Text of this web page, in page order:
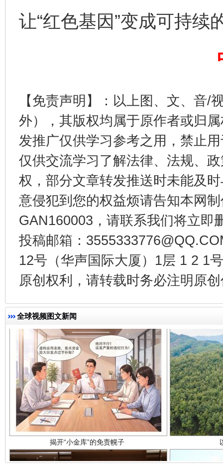
让“红色基因”变成可持续
【免责声明】：以上图、文、音/
外），其版权均属于原作者或归
发推广仅供学习参考之用，禁止
仅供交流学习了解法律、法规、
权，部分文章转发推送时未能及
意侵犯到您的权益烦请告知本网
GAN160003，请联系我们将立即
投稿邮箱：
12号（华声国际大厦）1层 1 2 1
原创权利，请转载时务必注明原
全球视频图文新闻
东山县通报“牛蛙产品抗生素超标问题” 法
千年窑火 生生不息
揭开“小金库”的免责幌子